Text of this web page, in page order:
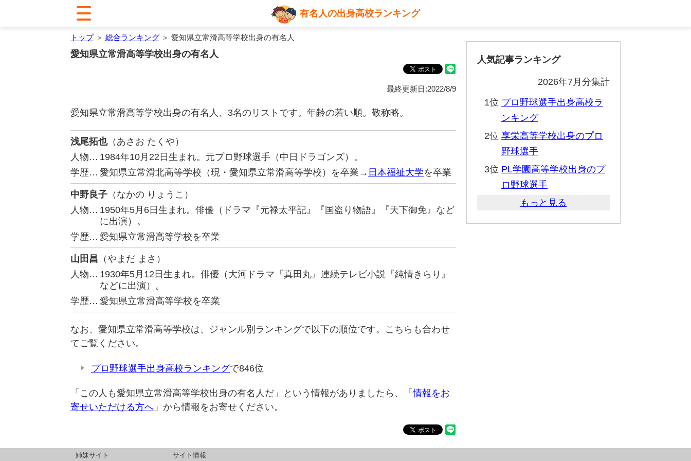
有名人の出身高校ランキング
トップ＞ 総合ランキング ＞ 愛知県立常滑高等学校出身の有名人
愛知県立常滑高等学校出身の有名人
最終更新日:2022/8/9
愛知県立常滑高等学校出身の有名人、3名のリストです。年齢の若い順。敬称略。
浅尾拓也（あさお たくや）
人物… 1984年10月22日生まれ。元プロ野球選手（中日ドラゴンズ）。
学歴… 愛知県立常滑北高等学校（現・愛知県立常滑高等学校）を卒業→ 日本福祉大学を卒業
中野良子 （なかの りょうこ）
人物… 1950年5月6日生まれ。俳優（ドラマ『元禄太平記』『国盗り物語』『天下御免』など
に出演）。
学歴… 愛知県立常滑高等学校を卒業
山田昌 （やまだ まさ）
人物… 1930年5月12日生まれ。俳優（大河ドラマ『真田丸』連続テレビ小説『純情きらり』
などに出演）。
学歴… 愛知県立常滑高等学校を卒業
なお、愛知県立常滑高等学校は、ジャンル別ランキングで以下の順位です。こちらも合わせ
てご覧ください。
プロ野球選手出身高校ランキングで846位
「この人も愛知県立常滑高等学校出身の有名人だ」という情報がありましたら、「情報をお
寄せいただける方へ 」から情報をお寄せください。
人気記事ランキング
2026年7月分集計
1位 プロ野球選手出身高校ラ
ンキング
2位 享栄高等学校出身のプロ
野球選手
3位 PL学園高等学校出身のプ
ロ野球選手
もっと見る
姉妹サイト
サイト情報